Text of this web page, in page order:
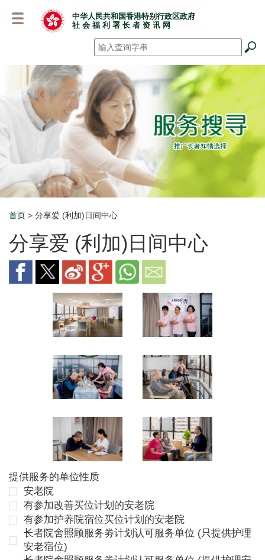
中华人民共和国香港特别行政区政府
社 会 福 利 署 长 者 资 讯 网
搜寻 *
Breadcrumb
首页 > 分享爱 (利加)日间中心
分享爱 (利加)日间中心
提供服务的单位性质
安老院
有参加改善买位计划的安老院
有参加护养院宿位买位计划的安老院
长者院舍照顾服务劵计划认可服务单位 (只提供护理
安老宿位)